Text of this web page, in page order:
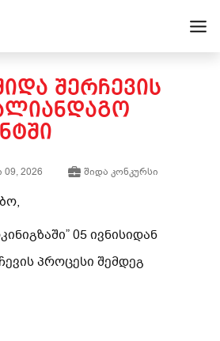
ᲨᲔᲠᲩᲔᲕᲘᲡ
09, 2026 შიდა კონკურსი
05 ივნისიდან
პროცესი შემდეგ